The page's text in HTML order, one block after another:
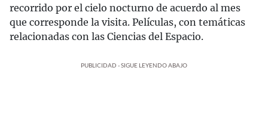
recorrido por el cielo nocturno de acuerdo al mes
que corresponde la visita. Películas, con temáticas
relacionadas con las Ciencias del Espacio.
PUBLICIDAD - SIGUE LEYENDO ABAJO